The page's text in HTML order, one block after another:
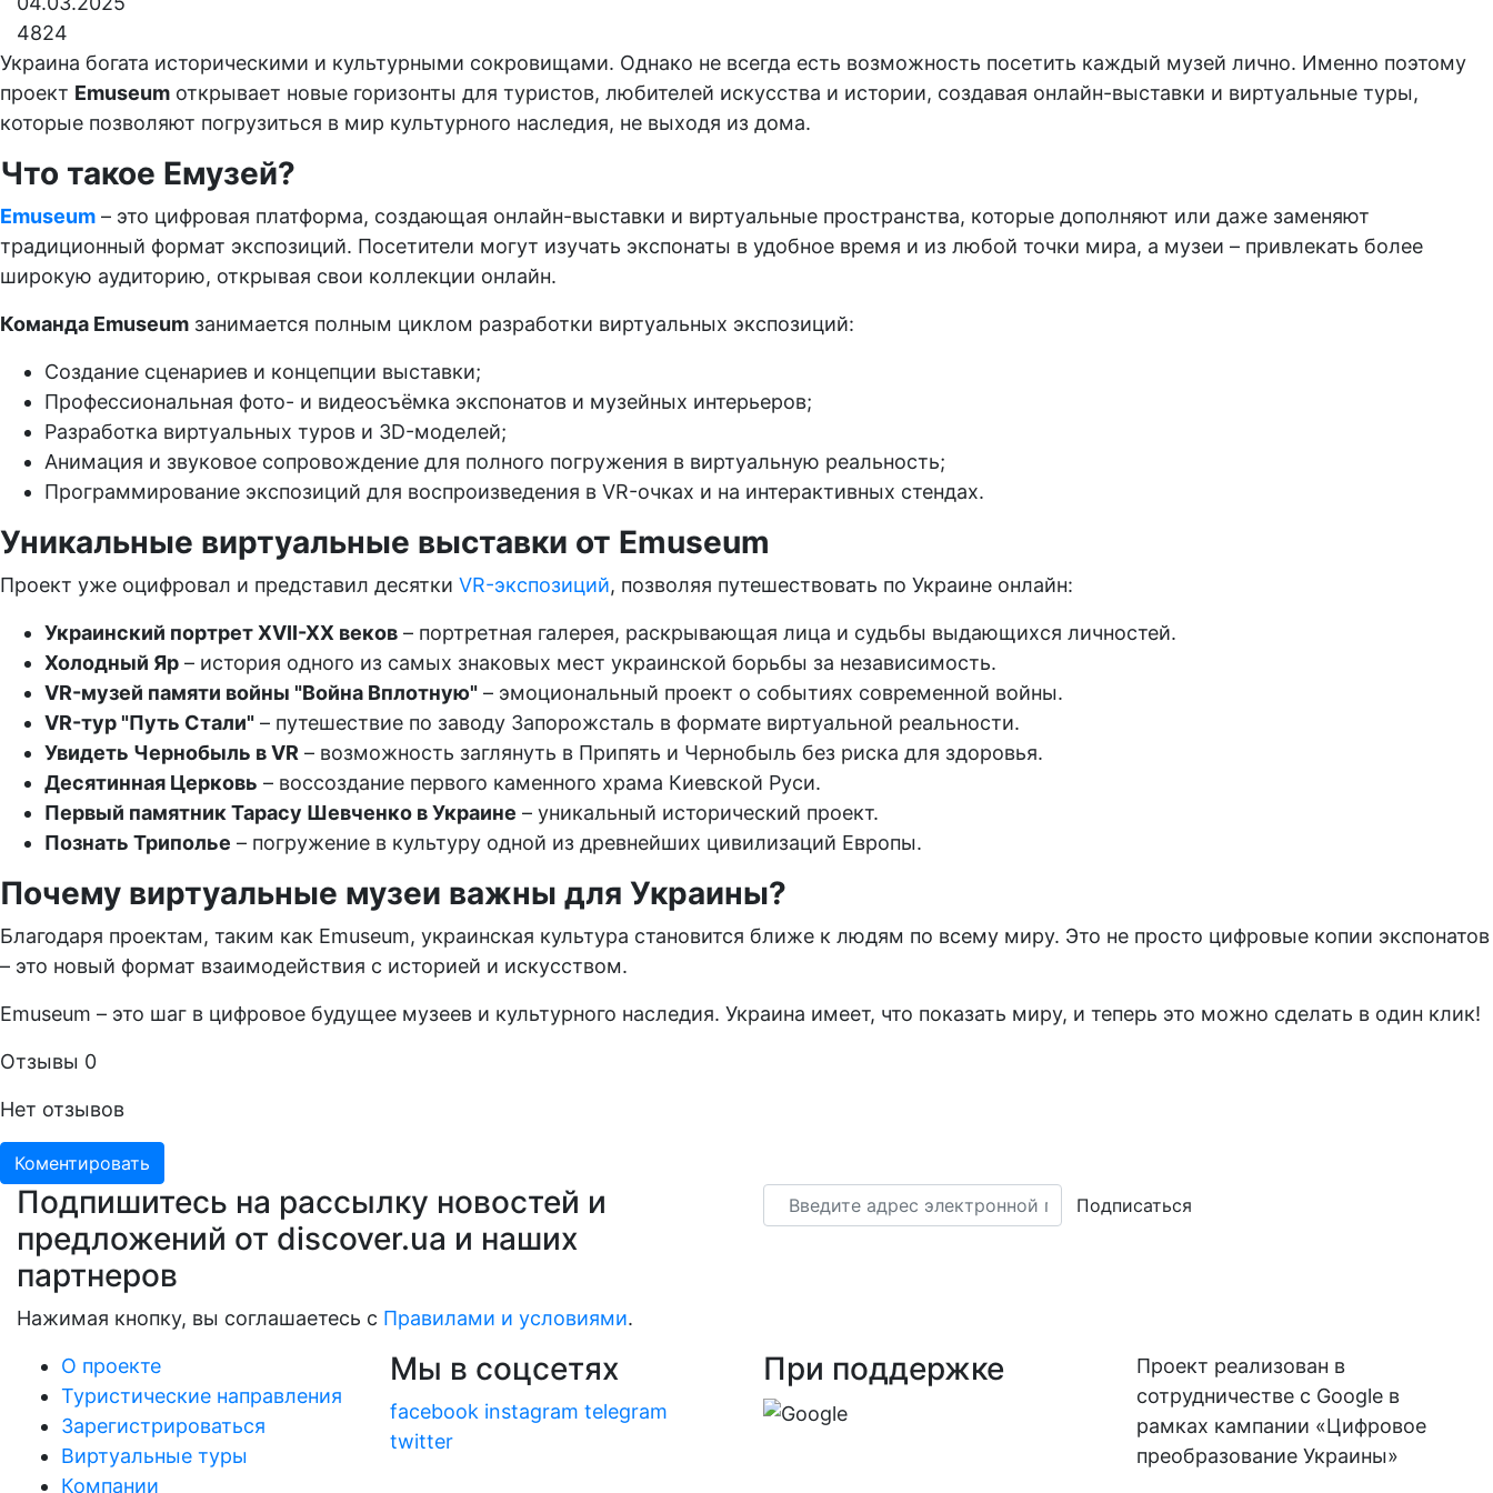
4824
Украина богата историческими и культурными сокровищами. Однако не всегда есть возможность посетить каждый музей лично. Именно поэтому
проект Emuseum открывает новые горизонты для туристов, любителей искусства и истории, создавая онлайн-выставки и виртуальные туры,
которые позволяют погрузиться в мир культурного наследия, не выходя из дома.
Что такое Емузей?
Emuseum – это цифровая платформа, создающая онлайн-выставки и виртуальные пространства, которые дополняют или даже заменяют
традиционный формат экспозиций. Посетители могут изучать экспонаты в удобное время и из любой точки мира, а музеи – привлекать более
широкую аудиторию, открывая свои коллекции онлайн.
Команда Emuseum занимается полным циклом разработки виртуальных экспозиций:
Создание сценариев и концепции выставки;
Профессиональная фото- и видеосъёмка экспонатов и музейных интерьеров;
Разработка виртуальных туров и 3D-моделей;
Анимация и звуковое сопровождение для полного погружения в виртуальную реальность;
Программирование экспозиций для воспроизведения в VR-очках и на интерактивных стендах.
Уникальные виртуальные выставки от Emuseum
Проект уже оцифровал и представил десятки VR-экспозиций, позволяя путешествовать по Украине онлайн:
Украинский портрет XVII-XX веков – портретная галерея, раскрывающая лица и судьбы выдающихся личностей.
Холодный Яр – история одного из самых знаковых мест украинской борьбы за независимость.
VR-музей памяти войны "Война Вплотную" – эмоциональный проект о событиях современной войны.
VR-тур "Путь Стали" – путешествие по заводу Запорожсталь в формате виртуальной реальности.
Увидеть Чернобыль в VR – возможность заглянуть в Припять и Чернобыль без риска для здоровья.
Десятинная Церковь – воссоздание первого каменного храма Киевской Руси.
Первый памятник Тарасу Шевченко в Украине – уникальный исторический проект.
Познать Триполье – погружение в культуру одной из древнейших цивилизаций Европы.
Почему виртуальные музеи важны для Украины?
Благодаря проектам, таким как Emuseum, украинская культура становится ближе к людям по всему миру. Это не просто цифровые копии экспонатов
– это новый формат взаимодействия с историей и искусством.
Emuseum – это шаг в цифровое будущее музеев и культурного наследия. Украина имеет, что показать миру, и теперь это можно сделать в один клик!
Отзывы 0
Нет отзывов
Коментировать
Подпишитесь на рассылку новостей и
предложений от discover.ua и наших
партнеров
Нажимая кнопку, вы соглашаетесь с Правилами и условиями.
Подписаться
О проекте
Туристические направления
Зарегистрироваться
Виртуальные туры
Компании
Мы в соцсетях
facebook instagram telegram
twitter
При поддержке
Проект реализован в
сотрудничестве с Google в
рамках кампании «Цифровое
преобразование Украины»